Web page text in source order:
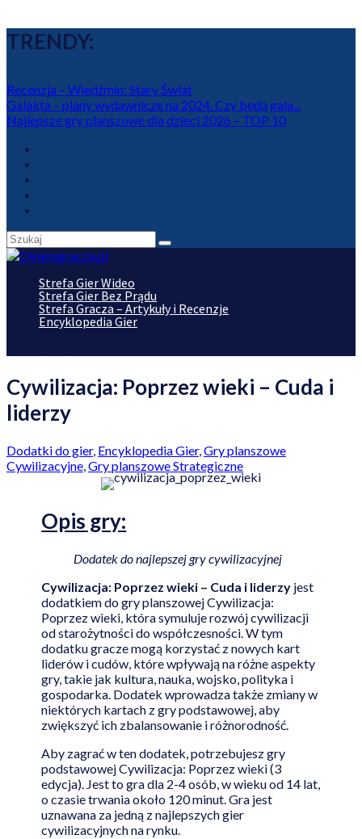
TRENDY:
Recenzja – Wiedźmin: Stary Świat
Galakta – plany wydawnicze na 2024. Czy będą gala...
Najlepsze gry planszowe dla dzieci 2026 – TOP 10
Strefa Gier Wideo
Strefa Gier Bez Prądu
Strefa Gracza – Artykuły i Recenzje
Encyklopedia Gier
Cywilizacja: Poprzez wieki – Cuda i
liderzy
Dodatki do gier, Encyklopedia Gier,Gry planszowe
Cywilizacyjne,Gry planszowe Strategiczne
Opis gry:
Dodatek do najlepszej gry cywilizacyjnej
Cywilizacja: Poprzez wieki – Cuda i liderzy jest
dodatkiem do gry planszowej Cywilizacja:
Poprzez wieki, która symuluje rozwój cywilizacji
od starożytności do współczesności. W tym
dodatku gracze mogą korzystać z nowych kart
liderów i cudów, które wpływają na różne aspekty
gry, takie jak kultura, nauka, wojsko, polityka i
gospodarka. Dodatek wprowadza także zmiany w
niektórych kartach z gry podstawowej, aby
zwiększyć ich zbalansowanie i różnorodność.
Aby zagrać w ten dodatek, potrzebujesz gry
podstawowej Cywilizacja: Poprzez wieki (3
edycja). Jest to gra dla 2-4 osób, w wieku od 14 lat,
o czasie trwania około 120 minut. Gra jest
uznawana za jedną z najlepszych gier
cywilizacyjnych na rynku.